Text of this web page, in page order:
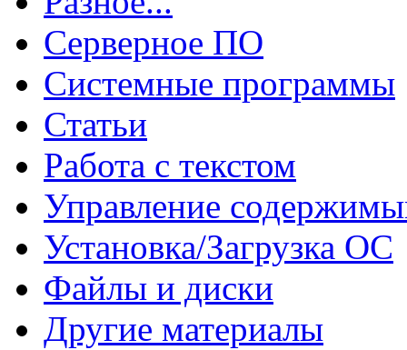
Серверное ПО
Системные программы
Статьи
Работа с текстом
Управление
Установка/Загрузка ОС
Файлы и диски
Другие материалы